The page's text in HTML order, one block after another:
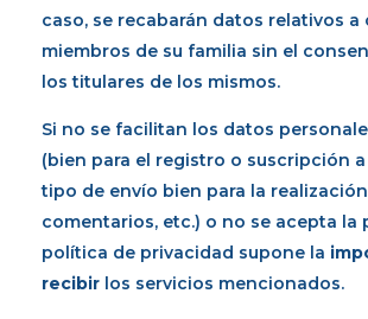
caso, se recabarán datos relativos a
miembros de su familia sin el
los titulares de los mismos.
Si no se facilitan los datos
(bien para el registro o suscripción
tipo de envío bien para la
comentarios, etc.) o no se acepta la
política de privacidad supone la
recibir los servicios mencionados.